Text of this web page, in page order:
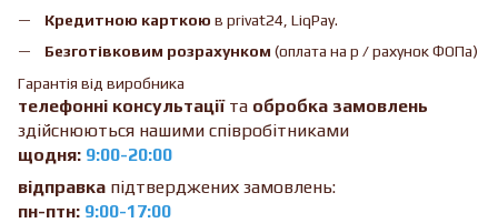
Кредитною карткою в privat24, LiqPay.
Безготівковим розрахунком (оплата на р / рахунок ФОПа)
Гарантія від виробника
телефонні консультації та обробка замовлень
здійснюються нашими співробітниками
щодня: 9:00-20:00
відправка підтверджених замовлень:
пн-птн: 9:00-17:00